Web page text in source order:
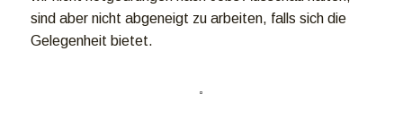
sind aber nicht abgeneigt zu arbeiten, falls sich die
Gelegenheit bietet.